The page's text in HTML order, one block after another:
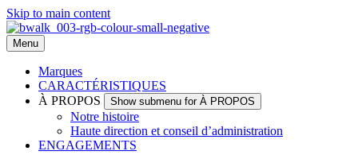
Skip to main content
Menu
Marques
CARACTÉRISTIQUES
À PROPOS
Show submenu for À PROPOS
Notre histoire
Haute direction et conseil d’administration
ENGAGEMENTS